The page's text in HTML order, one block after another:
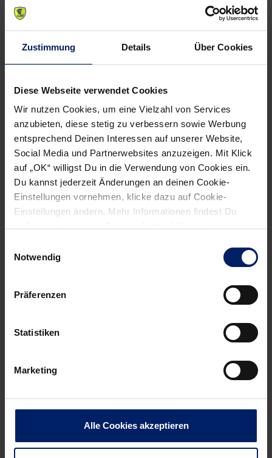
Zustimmung Details Über Cookies
Diese Webseite verwendet Cookies
Wir nutzen Cookies, um eine Vielzahl von Services
anzubieten, diese stetig zu verbessern sowie Werbung
entsprechend Deinen Interessen auf unserer Website,
Social Media und Partnerwebsites anzuzeigen. Mit Klick
auf „OK“ willigst Du in die Verwendung von Cookies ein.
Du kannst jederzeit Änderungen an deinen Cookie-
Einstellungen vornehmen, klicke dazu auf Cookie-
Einstellungen ändern. Mehr Informationen findest Du
Notwendig
Präferenzen
Statistiken
Marketing
Alle Cookies akzeptieren
hat die SG ebenfalls schon fixiert: Vom 27. August bis 4.
September geht es nach Dänemark in das beschauliche
Titelverteidiger THW Kiel beginnt eine Woche nach den
Löwen und eine Woche vor den Flensburgern.
Recken von der TSV Hannover-Burgdorf haben parallel zu
Melsungen am Montag dieser Woche die erste
Trainingseinheit absolviert. Auch hier will man möglichst
behutsam an die Belastung heranführen. „Wir werden die
nächsten Wochen zur Ballgewöhnung nutzen, bevor wir
intensiver in die taktischen Bereiche einsteigen werden“,
wird TSV-Coach Carlos Ortega auf der Recken-Website
zitiert.
Löwen zeigen sich den Fans am 29.
Juli